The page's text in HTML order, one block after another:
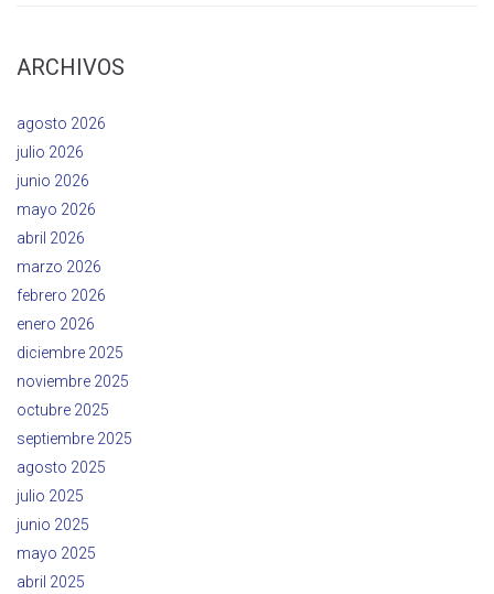
ARCHIVOS
agosto 2026
julio 2026
junio 2026
mayo 2026
abril 2026
marzo 2026
febrero 2026
enero 2026
diciembre 2025
noviembre 2025
octubre 2025
septiembre 2025
agosto 2025
julio 2025
junio 2025
mayo 2025
abril 2025